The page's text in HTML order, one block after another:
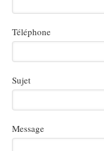
Téléphone
Sujet
Message